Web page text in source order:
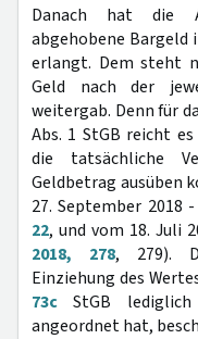
Danach hat die
abgehobene Bargeld
erlangt. Dem steht
Geld nach der
weitergab. Denn für
Abs. 1 StGB reicht
die tatsächliche
Geldbetrag ausüben
27. September 2018 -
22, und vom 18. Juli
2018, 278, 279).
Einziehung des
73c StGB
angeordnet hat,